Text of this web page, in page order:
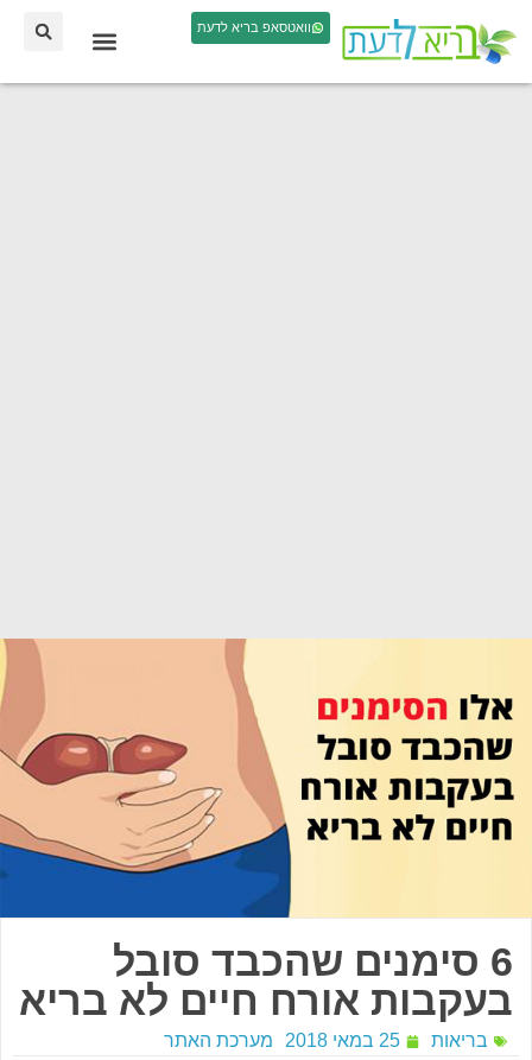
וואטסאפ בריא לדעת
6 סימנים שהכבד סובל
בעקבות אורח חיים לא בריא
בריאות 25 במאי 2018 מערכת האתר